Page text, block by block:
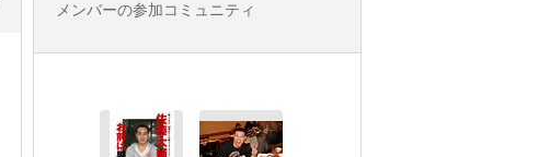
メンバーの参加コミュニティ